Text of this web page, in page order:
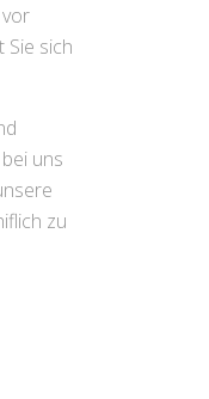
sich
uns
zu